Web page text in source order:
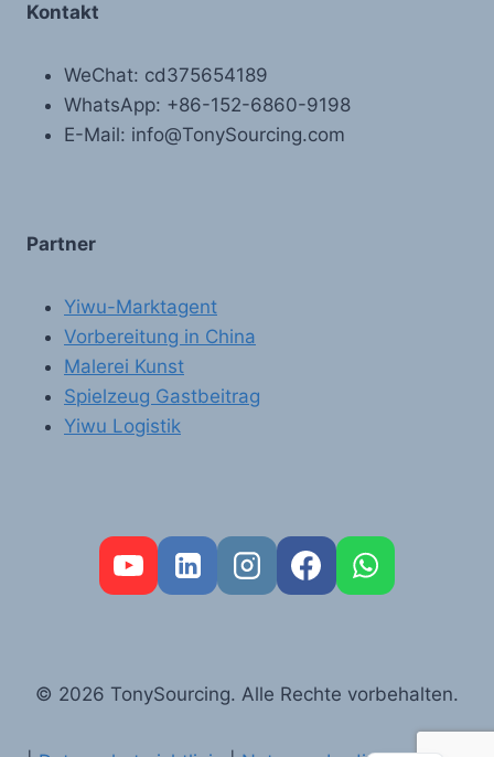
Kontakt
WeChat: cd375654189
WhatsApp: +86-152-6860-9198
E-Mail: info@TonySourcing.com
Partner
Yiwu-Marktagent
Vorbereitung in China
Malerei Kunst
Spielzeug Gastbeitrag
Yiwu Logistik
© 2026 TonySourcing. Alle Rechte vorbehalten.